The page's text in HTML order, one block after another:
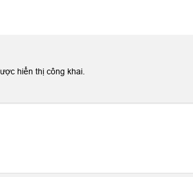
hiển thị công khai.